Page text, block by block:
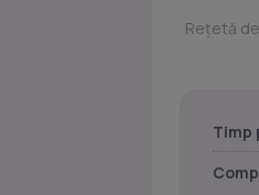
Rețetă de
Timp